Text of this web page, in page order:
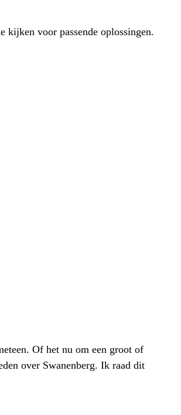
kijken voor passende oplossingen.
Of het nu om een groot of
over Swanenberg. Ik raad dit